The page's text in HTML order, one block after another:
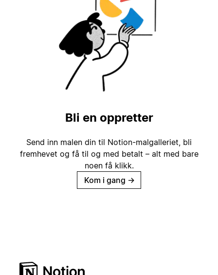
Bli en oppretter
Send inn malen din til Notion-malgalleriet, bli
fremhevet og få til og med betalt – alt med bare
noen få klikk.
Kom i gang →